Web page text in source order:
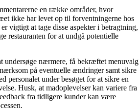
en række områder, hvor
ikke har levet op til forventningerne hos
vigtigt at tage disse aspekter i betragtning,
restauranten for at undgå potentielle
undersøge nærmere, få bekræftet menuvalg
på eventuelle ændringer samt sikre
personalet under besøget for at sikre en
Husk, at madoplevelser kan variere fra
fra tidligere kunder kan være